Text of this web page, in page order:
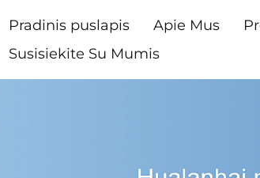
Pradinis puslapis Apie Mus
Susisiekite Su Mumis